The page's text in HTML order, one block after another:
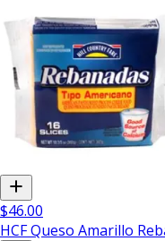
$46.00
HCF Queso Amarillo